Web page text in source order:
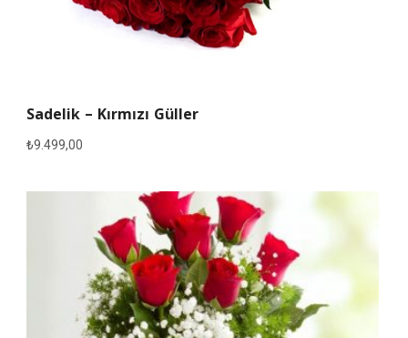
Sadelik – Kırmızı Güller
₺9.499,00